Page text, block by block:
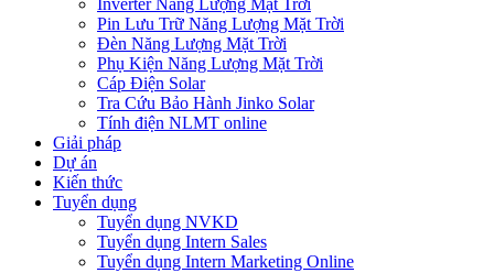
Inverter Năng Lượng Mặt Trời
Pin Lưu Trữ Năng Lượng Mặt Trời
Đèn Năng Lượng Mặt Trời
Phụ Kiện Năng Lượng Mặt Trời
Cáp Điện Solar
Tra Cứu Bảo Hành Jinko Solar
Tính điện NLMT online
Giải pháp
Dự án
Kiến thức
Tuyển dụng
Tuyển dụng NVKD
Tuyển dụng Intern Sales
Tuyển dụng Intern Marketing Online